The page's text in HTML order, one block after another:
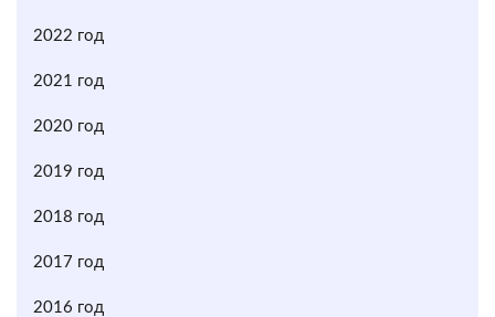
2022 год
2021 год
2020 год
2019 год
2018 год
2017 год
2016 год